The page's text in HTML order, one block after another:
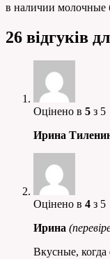
в наличии молочные
26 відгуків
Оцінено в 5 з 5
Ирина
Оцінено в 4 з 5
Ирина
Вкусные, когда